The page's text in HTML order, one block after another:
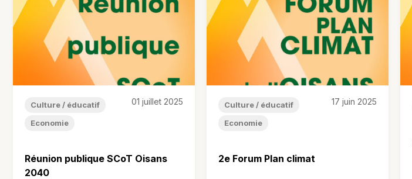
Culture / éducatif
Economie
01 juillet 2025
Réunion publique SCoT Oisans
2040
Culture / éducatif
Economie
17 juin 2025
2e Forum Plan climat